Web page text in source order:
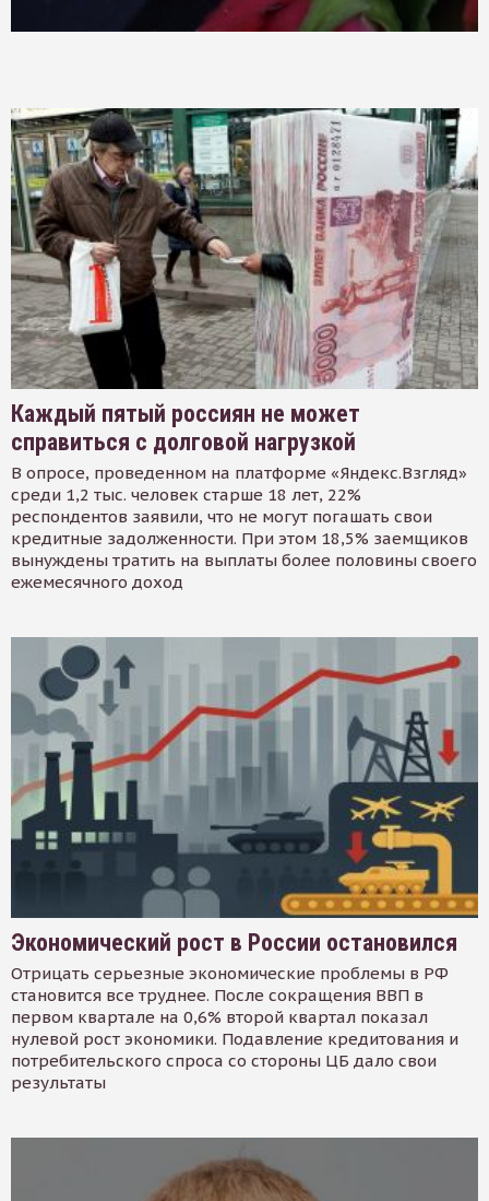
Каждый пятый россиян не может
справиться с долговой нагрузкой
В опросе, проведенном на платформе «Яндекс.Взгляд»
среди 1,2 тыс. человек старше 18 лет, 22%
респондентов заявили, что не могут погашать свои
кредитные задолженности. При этом 18,5% заемщиков
вынуждены тратить на выплаты более половины своего
ежемесячного доход
Экономический рост в России остановился
Отрицать серьезные экономические проблемы в РФ
становится все труднее. После сокращения ВВП в
первом квартале на 0,6% второй квартал показал
нулевой рост экономики. Подавление кредитования и
потребительского спроса со стороны ЦБ дало свои
результаты